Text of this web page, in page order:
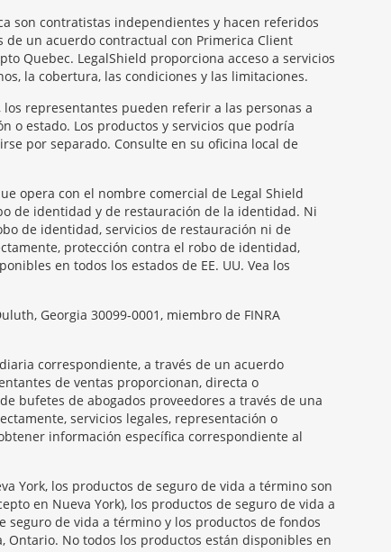
son contratistas independientes y hacen referidos
de un acuerdo contractual con Primerica Client
Quebec. LegalShield proporciona acceso a servicios
la cobertura, las condiciones y las limitaciones.
representantes pueden referir a las personas a
o estado. Los productos y servicios que podría
por separado. Consulte en su oficina local de
opera con el nombre comercial de Legal Shield
de identidad y de restauración de la identidad. Ni
de identidad, servicios de restauración ni de
protección contra el robo de identidad,
en todos los estados de EE. UU. Vea los
Georgia 30099-0001, miembro de FINRA
correspondiente, a través de un acuerdo
de ventas proporcionan, directa o
bufetes de abogados proveedores a través de una
servicios legales, representación o
información específica correspondiente al
York, los productos de seguro de vida a término son
en Nueva York), los productos de seguro de vida a
seguro de vida a término y los productos de fondos
Ontario. No todos los productos están disponibles en